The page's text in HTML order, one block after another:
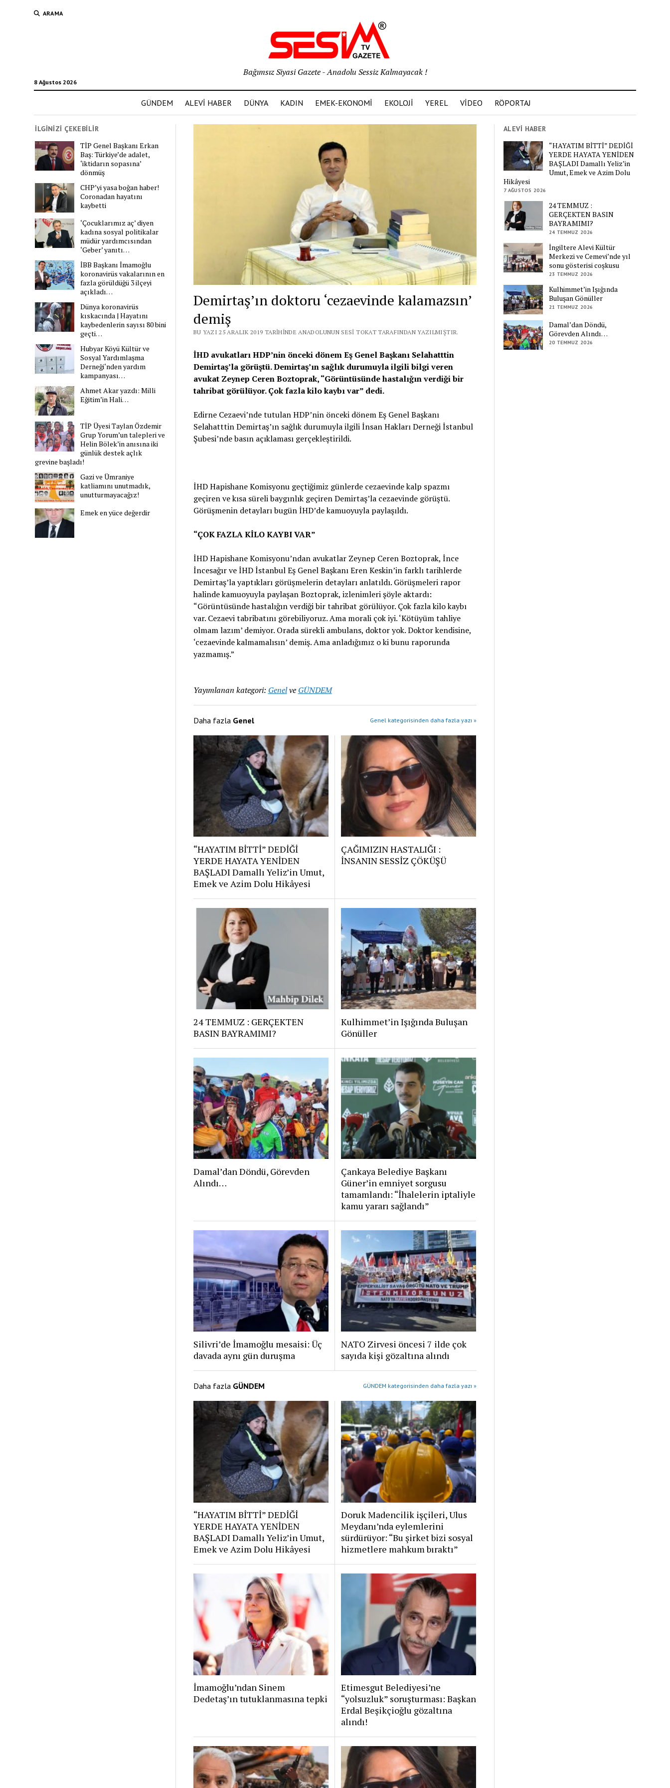
ARAMA
8 Ağustos 2026
Bağımsız Siyasi Gazete - Anadolu Sessiz Kalmayacak !
GÜNDEM ALEVİ HABER DÜNYA KADIN EMEK-EKONOMİ EKOLOJİ YEREL VİDEO RÖPORTAJ
İLGİNİZİ ÇEKEBİLİR
TİP Genel Başkanı Erkan
Baş: Türkiye’de adalet,
‘iktidarın sopasına’
dönmüş
CHP’yi yasa boğan haber!
Coronadan hayatını
kaybetti
‘Çocuklarımız aç’ diyen
kadına sosyal politikalar
müdür yardımcısından
‘Geber’ yanıtı…
İBB Başkanı İmamoğlu
koronavirüs vakalarının en
fazla görüldüğü 3 ilçeyi
açıkladı…
Dünya koronavirüs
kıskacında | Hayatını
kaybedenlerin sayısı 80 bini
geçti…
Hubyar Köyü Kültür ve
Sosyal Yardımlaşma
Derneği‘nden yardım
kampanyası…
Ahmet Akar yazdı: Milli
Eğitim’in Hali…
TİP Üyesi Taylan Özdemir
Grup Yorum’un talepleri ve
Helin Bölek’in anısına iki
günlük destek açlık
grevine başladı!
Gazi ve Ümraniye
katliamını unutmadık,
unutturmayacağız!
Emek en yüce değerdir
Demirtaş’ın doktoru ‘cezaevinde kalamazsın’
demiş
BU YAZI 25 ARALIK 2019 TARIHINDE ANADOLUNUN SESI TOKAT TARAFINDAN YAZILMIŞTIR.
İHD avukatları HDP’nin önceki dönem Eş Genel Başkanı Selahatttin
Demirtaş’la görüştü. Demirtaş’ın sağlık durumuyla ilgili bilgi veren
avukat Zeynep Ceren Boztoprak, “Görüntüsünde hastalığın verdiği bir
tahribat görülüyor. Çok fazla kilo kaybı var” dedi.
Edirne Cezaevi’nde tutulan HDP’nin önceki dönem Eş Genel Başkanı
Selahatttin Demirtaş’ın sağlık durumuyla ilgili İnsan Hakları Derneği İstanbul
Şubesi’nde basın açıklaması gerçekleştirildi.
İHD Hapishane Komisyonu geçtiğimiz günlerde cezaevinde kalp spazmı
geçiren ve kısa süreli baygınlık geçiren Demirtaş’la cezaevinde görüştü.
Görüşmenin detayları bugün İHD’de kamuoyuyla paylaşıldı.
“ÇOK FAZLA KİLO KAYBI VAR”
İHD Hapishane Komisyonu’ndan avukatlar Zeynep Ceren Boztoprak, İnce
İncesağır ve İHD İstanbul Eş Genel Başkanı Eren Keskin’in farklı tarihlerde
Demirtaş’la yaptıkları görüşmelerin detayları anlatıldı. Görüşmeleri rapor
halinde kamuoyuyla paylaşan Boztoprak, izlenimleri şöyle aktardı:
“Görüntüsünde hastalığın verdiği bir tahribat görülüyor. Çok fazla kilo kaybı
var. Cezaevi tabribatını görebiliyoruz. Ama morali çok iyi. ‘Kötüyüm tahliye
olmam lazım’ demiyor. Orada sürekli ambulans, doktor yok. Doktor kendisine,
‘cezaevinde kalmamalısın’ demiş. Ama anladığımız o ki bunu raporunda
yazmamış.”
Yayımlanan kategori: Genelve GÜNDEM
Daha fazla Genel Genel kategorisinden daha fazla yazı »
“HAYATIM BİTTİ” DEDİĞİ
YERDE HAYATA YENİDEN
BAŞLADI Damallı Yeliz’in Umut,
Emek ve Azim Dolu Hikâyesi
ÇAĞIMIZIN HASTALIĞI :
İNSANIN SESSİZ ÇÖKÜŞÜ
24 TEMMUZ : GERÇEKTEN
BASIN BAYRAMIMI?
Kulhimmet’in Işığında Buluşan
Gönüller
Damal’dan Döndü, Görevden
Alındı…
Çankaya Belediye Başkanı
Güner’in emniyet sorgusu
tamamlandı: “İhalelerin iptaliyle
kamu yararı sağlandı”
Silivri’de İmamoğlu mesaisi: Üç
davada aynı gün duruşma
NATO Zirvesi öncesi 7 ilde çok
sayıda kişi gözaltına alındı
Daha fazla GÜNDEM GÜNDEM kategorisinden daha fazla yazı »
“HAYATIM BİTTİ” DEDİĞİ
YERDE HAYATA YENİDEN
BAŞLADI Damallı Yeliz’in Umut,
Emek ve Azim Dolu Hikâyesi
Doruk Madencilik işçileri, Ulus
Meydanı’nda eylemlerini
sürdürüyor: “Bu şirket bizi sosyal
hizmetlere mahkum bıraktı”
İmamoğlu’ndan Sinem
Dedetaş’ın tutuklanmasına tepki
Etimesgut Belediyesi’ne
“yolsuzluk” soruşturması: Başkan
Erdal Beşikçioğlu gözaltına
alındı!
ALEVİ HABER
“HAYATIM BİTTİ” DEDİĞİ
YERDE HAYATA YENİDEN
BAŞLADI Damallı Yeliz’in
Umut, Emek ve Azim Dolu
Hikâyesi
7 AĞUSTOS 2026
24 TEMMUZ :
GERÇEKTEN BASIN
BAYRAMIMI?
24 TEMMUZ 2026
İngiltere Alevi Kültür
Merkezi ve Cemevi’nde yıl
sonu gösterisi coşkusu
23 TEMMUZ 2026
Kulhimmet’in Işığında
Buluşan Gönüller
21 TEMMUZ 2026
Damal’dan Döndü,
Görevden Alındı…
20 TEMMUZ 2026